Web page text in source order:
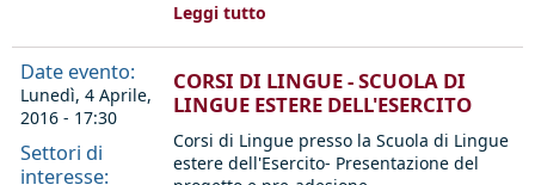
Leggi tutto
Date evento:
Lunedì, 4 Aprile,
2016 - 17:30
Settori di
interesse:
CORSI DI LINGUE - SCUOLA DI
LINGUE ESTERE DELL'ESERCITO
Corsi di Lingue presso la Scuola di Lingue
estere dell'Esercito- Presentazione del